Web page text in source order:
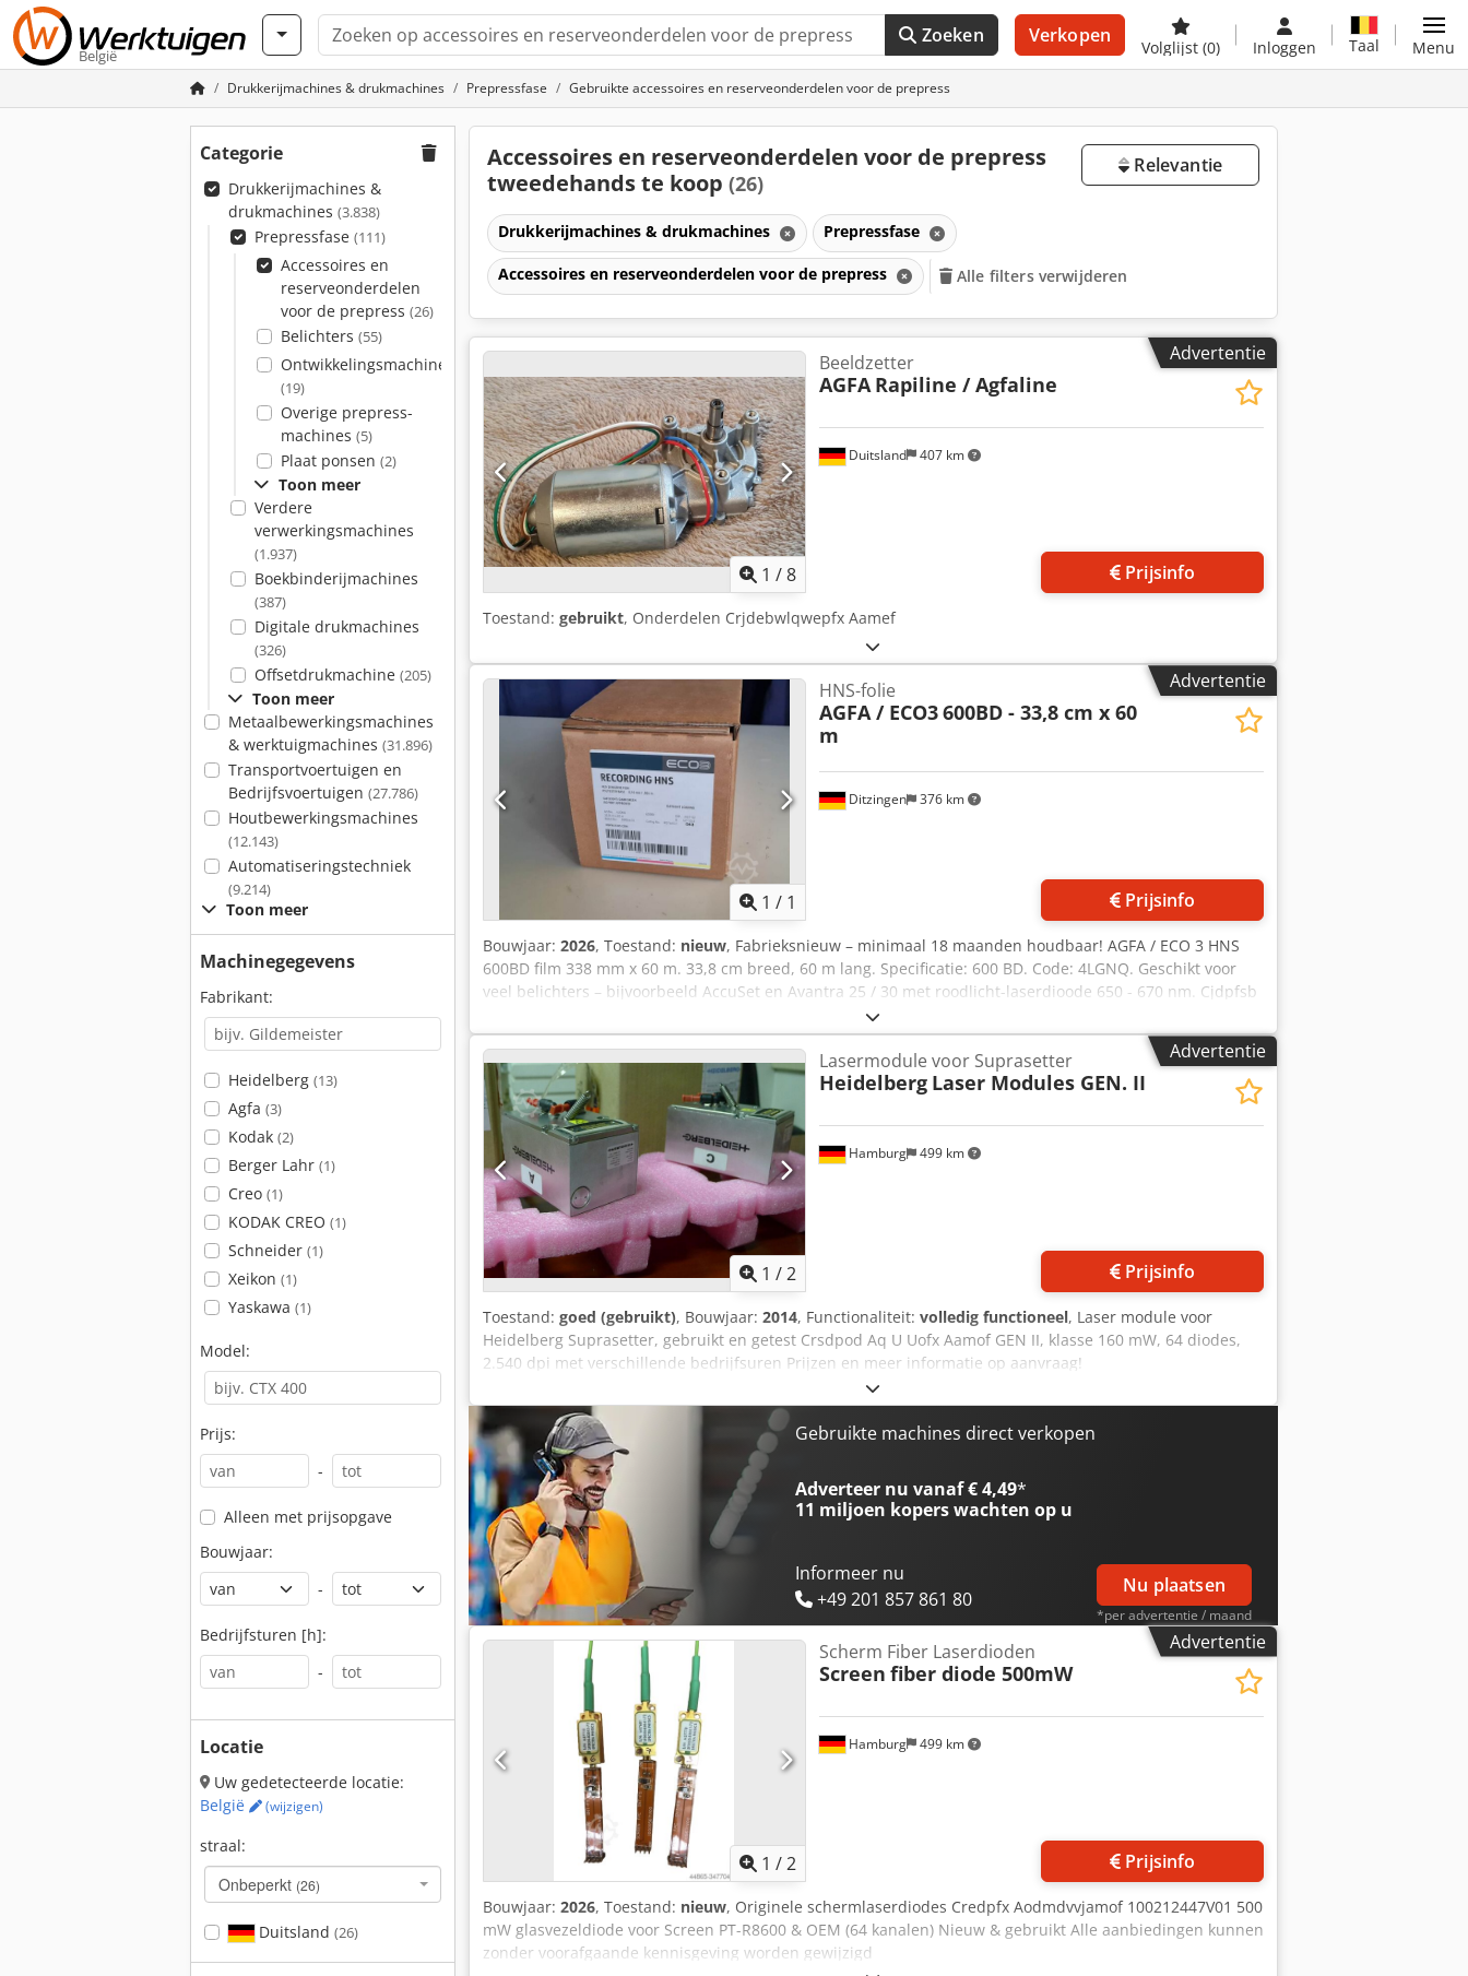
België
Zoeken Verkopen
Volglijst (0) Inloggen Taal Menu
Drukkerijmachines & drukmachines Prepressfase Gebruikte accessoires en reserveonderdelen voor de prepress
Categorie
Drukkerijmachines &
drukmachines (3.838)
Prepressfase (111)
Accessoires en
reserveonderdelen
voor de prepress (26)
Belichters (55)
Ontwikkelingsmachines
(19)
Overige prepress-
machines (5)
Plaat ponsen (2)
Toon meer
Verdere
verwerkingsmachines
(1.937)
Boekbinderijmachines
(387)
Digitale drukmachines
(326)
Offsetdrukmachine (205)
Toon meer
Metaalbewerkingsmachines
& werktuigmachines (31.896)
Transportvoertuigen en
Bedrijfsvoertuigen (27.786)
Houtbewerkingsmachines
(12.143)
Automatiseringstechniek
(9.214)
Toon meer
Machinegegevens
Fabrikant:
Heidelberg (13)
Agfa (3)
Kodak (2)
Berger Lahr (1)
Creo (1)
KODAK CREO (1)
Schneider (1)
Xeikon (1)
Yaskawa (1)
Model:
Prijs:
-
Alleen met prijsopgave
Bouwjaar:
-
Bedrijfsturen [h]:
-
Locatie
Uw gedetecteerde locatie:
België
(wijzigen)
straal:
Onbeperkt (26)
Duitsland (26)
Accessoires en reserveonderdelen voor de prepress
tweedehands te koop (26)
Relevantie
Drukkerijmachines & drukmachines Prepressfase
Accessoires en reserveonderdelen voor de prepress Alle filters verwijderen
Advertentie
1 /8
Duitsland 407 km
Beeldzetter
AGFA Rapiline / Agfaline
Prijsinfo
Toestand: gebruikt, Onderdelen Crjdebwlqwepfx Aamef
Advertentie
1 / 1
Ditzingen 376 km
HNS-folie
AGFA / ECO3600BD - 33,8 cm x 60
m
Prijsinfo
Bouwjaar: 2026, Toestand: nieuw, Fabrieksnieuw – minimaal 18 maanden houdbaar! AGFA / ECO 3 HNS
600BD film 338 mm x 60 m. 33,8 cm breed, 60 m lang. Specificatie: 600 BD. Code: 4LGNQ. Geschikt voor
veel belichters – bijvoorbeeld AccuSet en Avantra 25 / 30 met roodlicht-laserdioode 650 - 670 nm. Cjdpfsb
Advertentie
1 /2
Hamburg 499 km
Lasermodule voor Suprasetter
Heidelberg Laser Modules GEN. II
Prijsinfo
Toestand: goed (gebruikt), Bouwjaar: 2014, Functionaliteit: volledig functioneel, Laser module voor
Heidelberg Suprasetter, gebruikt en getest Crsdpod Aq U Uofx Aamof GEN II, klasse 160 mW, 64 diodes,
2.540 dpi met verschillende bedrijfsuren Prijzen en meer informatie op aanvraag!
Gebruikte machines direct verkopen
Adverteer nu vanaf € 4,49*
11 miljoen koperswachten op u
Informeer nu
+49 201 857 861 80
Nu plaatsen
*per advertentie / maand
Advertentie
1 /2
Hamburg 499 km
Scherm Fiber Laserdioden
Screen fiber diode 500mW
Prijsinfo
Bouwjaar: 2026, Toestand: nieuw, Originele schermlaserdiodes Credpfx Aodmdvvjamof 100212447V01 500
mW glasvezeldiode voor Screen PT-R8600 & OEM (64 kanalen) Nieuw & gebruikt Alle aanbiedingen kunnen
zonder voorafgaande kennisgeving worden gewijzigd